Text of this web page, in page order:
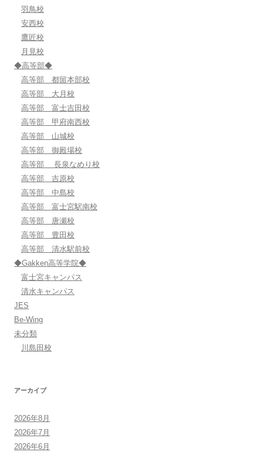
羽鳥校
安西校
鷹匠校
月見校
◆高等部◆
高等部 都留本部校
高等部 大月校
高等部 富士吉田校
高等部 甲府南西校
高等部 山城校
高等部 御殿場校
高等部 長泉なめり校
高等部 吉原校
高等部 中島校
高等部 富士宮駅南校
高等部 唐瀬校
高等部 豊田校
高等部 清水駅前校
◆Gakken高等学院◆
富士宮キャンパス
清水キャンパス
JES
Be-Wing
未分類
川島田校
アーカイブ
2026年8月
2026年7月
2026年6月